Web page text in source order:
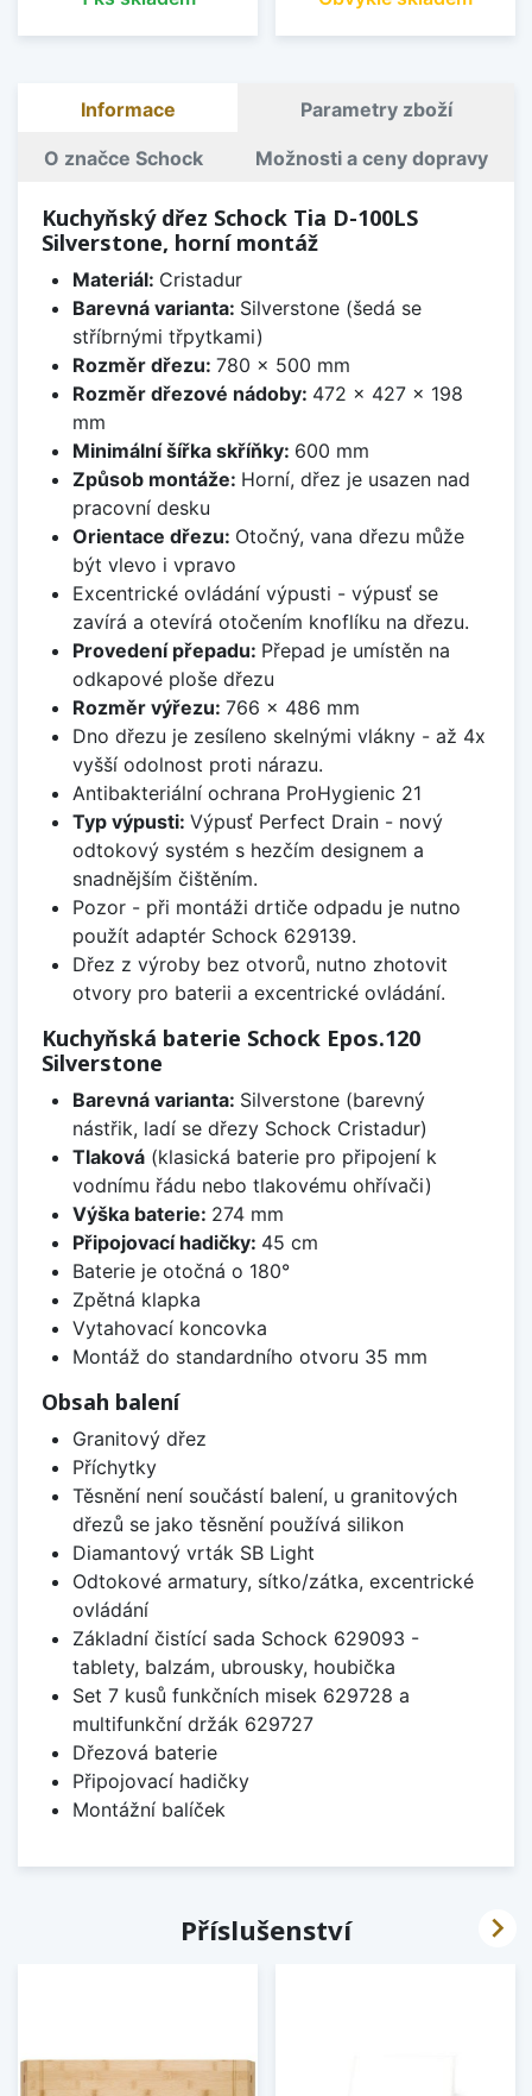
Informace Parametry zboží
O značce Schock Možnosti a ceny dopravy
Kuchyňský dřez Schock Tia D-100LS
Silverstone, horní montáž
Materiál: Cristadur
Barevná varianta: Silverstone (šedá se
stříbrnými třpytkami)
Rozměr dřezu: 780 x 500 mm
Rozměr dřezové nádoby: 472 x 427 x 198
mm
Minimální šířka skříňky: 600 mm
Způsob montáže: Horní, dřez je usazen nad
pracovní desku
Orientace dřezu: Otočný, vana dřezu může
být vlevo i vpravo
Excentrické ovládání výpusti - výpusť se
zavírá a otevírá otočením knoflíku na dřezu.
Provedení přepadu: Přepad je umístěn na
odkapové ploše dřezu
Rozměr výřezu: 766 x 486 mm
Dno dřezu je zesíleno skelnými vlákny - až 4x
vyšší odolnost proti nárazu.
Antibakteriální ochrana ProHygienic 21
Typ výpusti: Výpusť Perfect Drain - nový
odtokový systém s hezčím designem a
snadnějším čištěním.
Pozor - při montáži drtiče odpadu je nutno
použít adaptér Schock 629139.
Dřez z výroby bez otvorů, nutno zhotovit
otvory pro baterii a excentrické ovládání.
Kuchyňská baterie Schock Epos.120
Silverstone
Barevná varianta: Silverstone (barevný
nástřik, ladí se dřezy Schock Cristadur)
Tlaková(klasická baterie pro připojení k
vodnímu řádu nebo tlakovému ohřívači)
Výška baterie: 274 mm
Připojovací hadičky: 45 cm
Baterie je otočná o 180°
Zpětná klapka
Vytahovací koncovka
Montáž do standardního otvoru 35 mm
Obsah balení
Granitový dřez
Příchytky
Těsnění není součástí balení, u granitových
dřezů se jako těsnění používá silikon
Diamantový vrták SB Light
Odtokové armatury, sítko/zátka, excentrické
ovládání
Základní čistící sada Schock 629093 -
tablety, balzám, ubrousky, houbička
Set 7 kusů funkčních misek 629728 a
multifunkční držák 629727
Dřezová baterie
Připojovací hadičky
Montážní balíček
Příslušenství 